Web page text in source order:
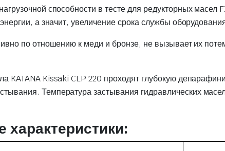
способности в тесте для редукторных масел
а значит, увеличение срока службы
по отношению к меди и бронзе, не вызывает их
KATANA Kissaki CLP 220 проходят глубокую
Температура застывания гидравлических
характеристики: